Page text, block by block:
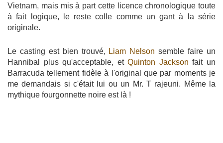
Vietnam, mais mis à part cette licence chronologique toute
à fait logique, le reste colle comme un gant à la série
originale.
Le casting est bien trouvé, Liam Nelson semble faire un
Hannibal plus qu'acceptable, etQuinton Jackson fait un
Barracuda tellement fidèle à l'original que par moments je
me demandais si c'était lui ou un Mr. T rajeuni. Même la
mythique fourgonnette noire est là !